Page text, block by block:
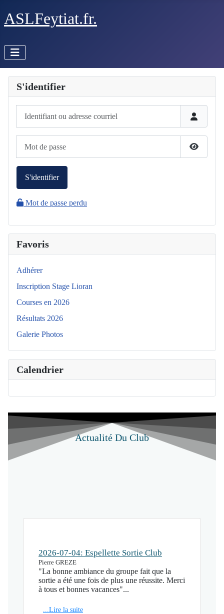
ASLFeytiat.fr.
S'identifier
Afficher
S'identifier
Mot de passe perdu
Favoris
Adhérer
Inscription Stage Lioran
Courses en 2026
Résultats 2026
Galerie Photos
Calendrier
Actualité Du Club
2026-07-04: Espellette Sortie Club
Pierre GREZE
"La bonne ambiance du groupe fait que la
sortie a été une fois de plus une réussite. Merci
à tous et bonnes vacances"...
...Lire la suite